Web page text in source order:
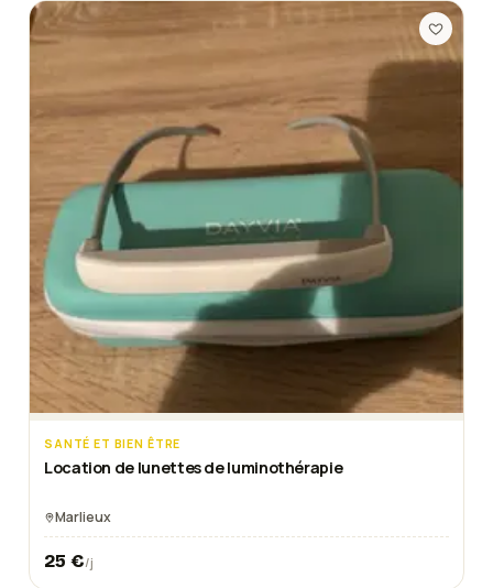
SANTÉ ET BIEN ÊTRE
Location de lunettes de luminothérapie
Marlieux
25 €/j